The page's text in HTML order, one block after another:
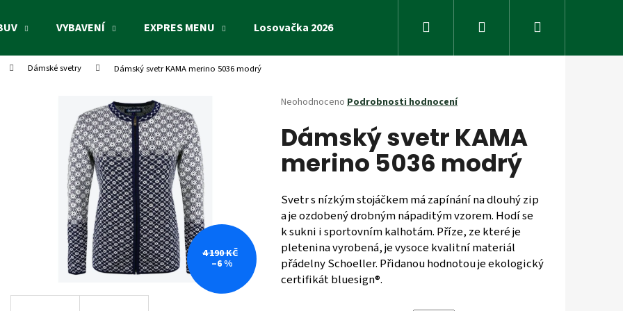
VYBAVENÍ EXPRES MENU Losovačka 2026 Přednášky Obchodní podmínky
Hledat PřihlášeníNákupní
Dámské svetry Dámský svetr KAMA merino 5036 modrý
Průměrné
produktu
je
hvězdiček.
Neohodnoceno Podrobnosti hodnocení
Dámský svetr KAMA
merino 5036 modrý
Svetr s nízkým stojáčkem má zapínání na dlouhý zip
a je ozdobený drobným nápaditým vzorem. Hodí se
k sukni i sportovním kalhotám. Příze, ze které je
pletenina vyrobená, je vysoce kvalitní materiál
přádelny Schoeller. Přidanou hodnotou je ekologický
certifikát bluesign®.
4 190 KČ
–6 %
Co potřebujete najít?
HLEDAT
Doporučujeme
Následující